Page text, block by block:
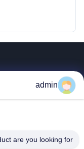
admin
are you looking for?